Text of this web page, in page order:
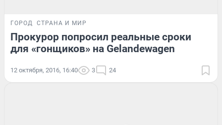
ГОРОД СТРАНА И МИР
Прокурор попросил реальные сроки
для «гонщиков» на Gelandewagen
12 октября, 2016, 16:40 3 24